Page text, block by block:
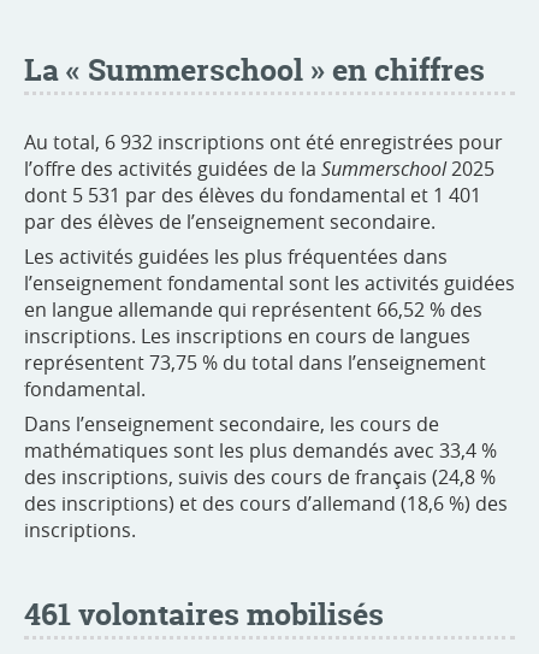
La « Summerschool » en chiffres
Au total, 6 932 inscriptions ont été enregistrées pour
l’offre des activités guidées de la Summerschool2025
dont 5 531 par des élèves du fondamental et 1 401
par des élèves de l’enseignement secondaire.
Les activités guidées les plus fréquentées dans
l’enseignement fondamental sont les activités guidées
en langue allemande qui représentent 66,52 % des
inscriptions. Les inscriptions en cours de langues
représentent 73,75 % du total dans l’enseignement
fondamental.
Dans l’enseignement secondaire, les cours de
mathématiques sont les plus demandés avec 33,4 %
des inscriptions, suivis des cours de français (24,8 %
des inscriptions) et des cours d’allemand (18,6 %) des
inscriptions.
461 volontaires mobilisés